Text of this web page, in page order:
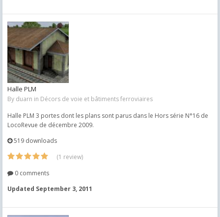
Halle PLM
By duarn in Décors de voie et bâtiments ferroviaires
Halle PLM 3 portes dont les plans sont parus dans le Hors série N°16 de
LocoRevue de décembre 2009.
519 downloads
(1 review)
0 comments
Updated September 3, 2011